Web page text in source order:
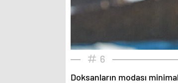
6
Doksanların modası